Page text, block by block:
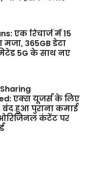
एक रिचार्ज में 15
मजा, 365GB डेटा
5G के साथ नए
एक्स यूजर्स के लिए
बंद हुआ पुराना कमाई
कंटेंट पर